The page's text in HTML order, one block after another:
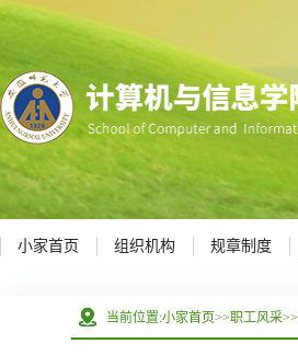
小家首页 组织机构 规章制度
当前位置:小家首页>>职工风采>>